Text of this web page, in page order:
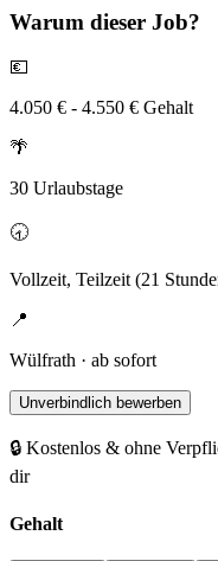
Warum dieser Job?
💶
4.050 € - 4.550 € Gehalt
🌴
30 Urlaubstage
🕣
Vollzeit, Teilzeit (21
📍
Wülfrath · ab sofort
Unverbindlich bewerben
🔒 Kostenlos & ohne
dir
Gehalt